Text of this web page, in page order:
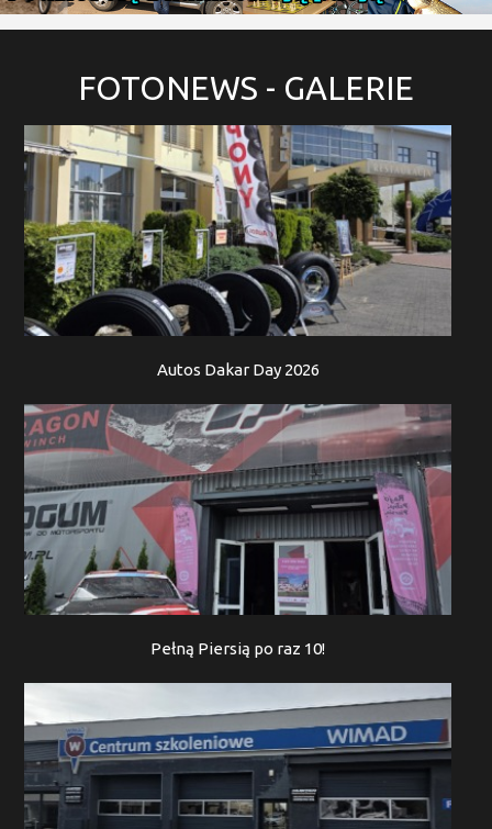
FOTONEWS - GALERIE
Autos Dakar Day 2026
Pełną Piersią po raz 10!